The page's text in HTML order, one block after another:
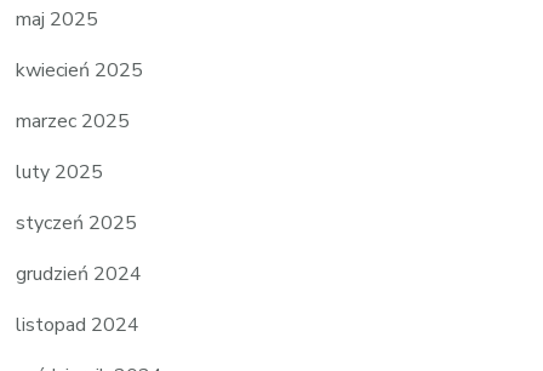
maj 2025
kwiecień 2025
marzec 2025
luty 2025
styczeń 2025
grudzień 2024
listopad 2024